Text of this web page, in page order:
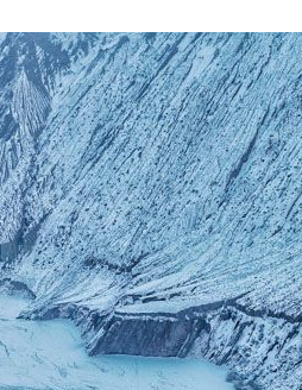
道 VR/AR 4K专区 全景新
入列 人生第一次 人生第二次
奥会 CBA NBA 中超 国
体育江湖 文化体育 冰雪道路
央博 非遗 文化 旅游
云起 超级工厂 智敬中国 全